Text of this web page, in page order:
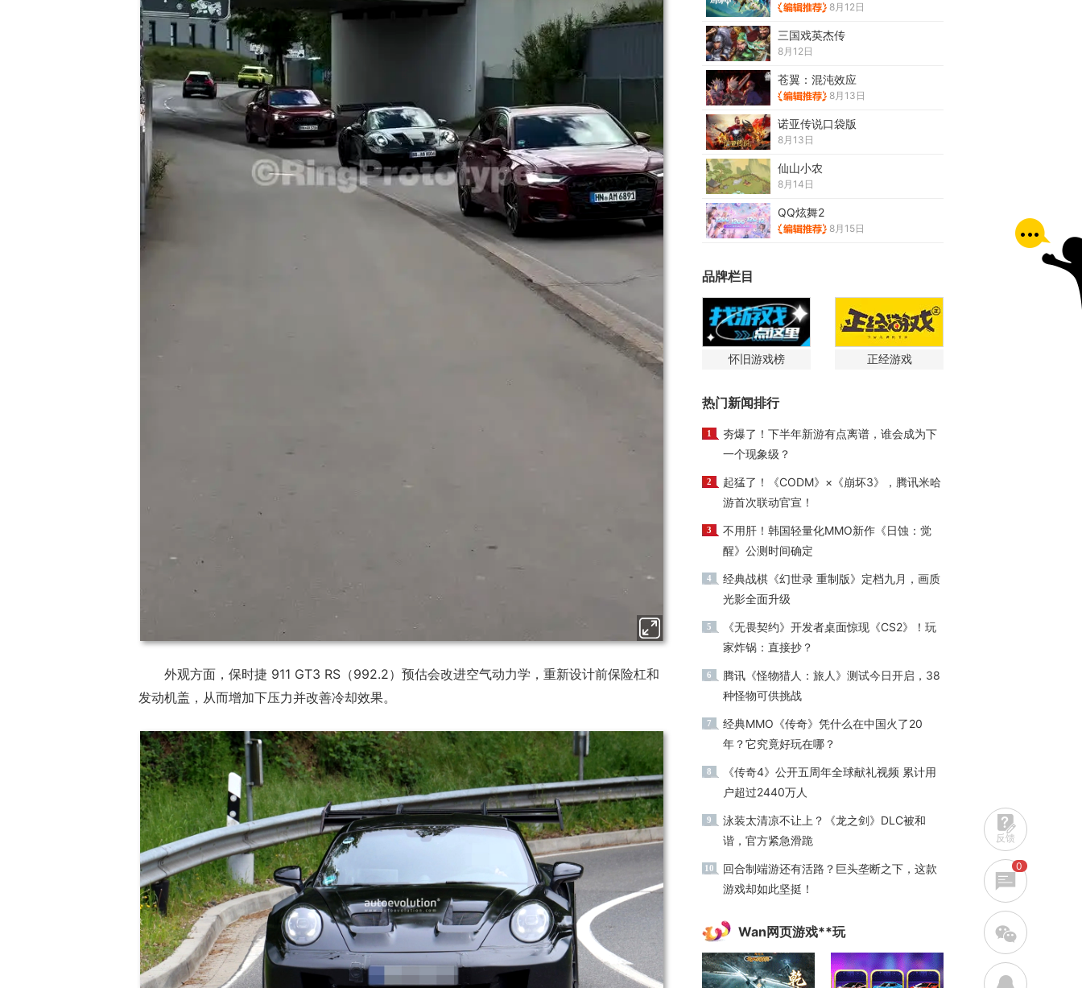
外观方面，保时捷 911 GT3 RS（992.2）预估会改进空气动力学，重新设计前保险杠和
发动机盖，从而增加下压力并改善冷却效果。
8月12日
三国戏英杰传
8月12日
苍翼：混沌效应
8月13日
诺亚传说口袋版
8月13日
仙山小农
8月14日
QQ炫舞2
8月15日
品牌栏目
怀旧游戏榜 正经游戏
热门新闻排行
1
夯爆了！下半年新游有点离谱，谁会成为下
一个现象级？
2
起猛了！《CODM》×《崩坏3》，腾讯米哈
游首次联动官宣！
3
不用肝！韩国轻量化MMO新作《日蚀：觉
醒》公测时间确定
4
经典战棋《幻世录 重制版》定档九月，画质
光影全面升级
5
《无畏契约》开发者桌面惊现《CS2》！玩
家炸锅：直接抄？
6
腾讯《怪物猎人：旅人》测试今日开启，38
种怪物可供挑战
7
经典MMO《传奇》凭什么在中国火了20
年？它究竟好玩在哪？
8
《传奇4》公开五周年全球献礼视频 累计用
户超过2440万人
9
泳装太清凉不让上？《龙之剑》DLC被和
谐，官方紧急滑跪
10
回合制端游还有活路？巨头垄断之下，这款
游戏却如此坚挺！
Wan网页游戏**玩
反馈
0
w